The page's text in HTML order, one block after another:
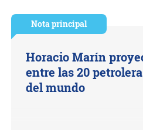
Nota principal
Horacio Marín
entre las 20
del mundo